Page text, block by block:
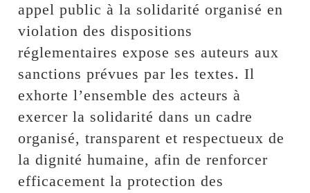
appel public à la solidarité organisé en
violation des dispositions
réglementaires expose ses auteurs aux
sanctions prévues par les textes. Il
exhorte l’ensemble des acteurs à
exercer la solidarité dans un cadre
organisé, transparent et respectueux de
la dignité humaine, afin de renforcer
efficacement la protection des